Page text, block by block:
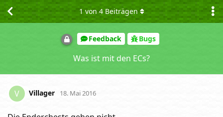
Feedback Bugs
Was ist mit den ECs?
1 von 4Beiträgen
V Villager 18. Mai 2016